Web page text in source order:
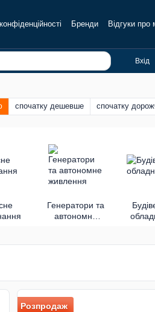
Бренди Відгуки про
Вхід
спочатку дешевше спочатку
Генератори та
автономне
Розпродаж